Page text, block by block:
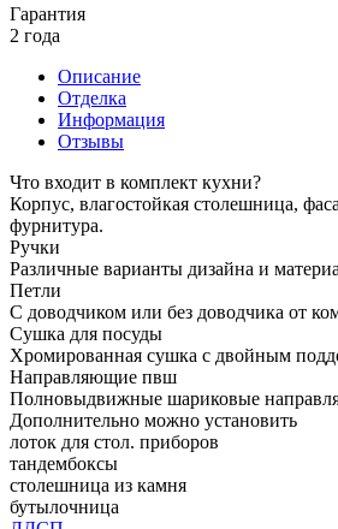
Гарантия
2 года
Описание
Отделка
Информация
Отзывы
Что входит в комплект кухни?
Корпус, влагостойкая столешница,
фурнитура.
Ручки
Различные варианты дизайна и
Петли
С доводчиком или без доводчика от
Сушка для посуды
Хромированная сушка с двойным
Направляющие пвш
Полновыдвижные шариковые
Дополнительно можно установить
лоток для стол. приборов
тандембоксы
столешница из камня
бутылочница